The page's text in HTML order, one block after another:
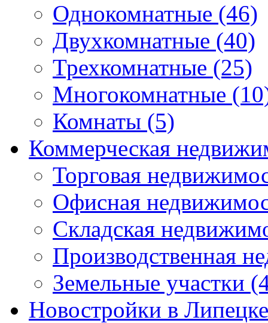
Однокомнатные (46)
Двухкомнатные (40)
Трехкомнатные (25)
Многокомнатные
Комнаты (5)
Коммерческая
Торговая
Офисная
Складская
Производственная
Земельные участки
Новостройки в Липецке